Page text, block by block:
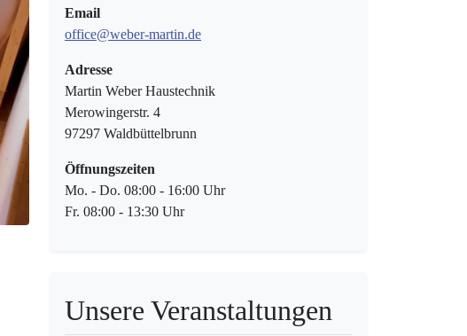
Email
office@weber-martin.de
Adresse
Martin Weber Haustechnik
Merowingerstr. 4
97297 Waldbüttelbrunn
Öffnungszeiten
Mo. - Do. 08:00 - 16:00 Uhr
Fr. 08:00 - 13:30 Uhr
Unsere Veranstaltungen